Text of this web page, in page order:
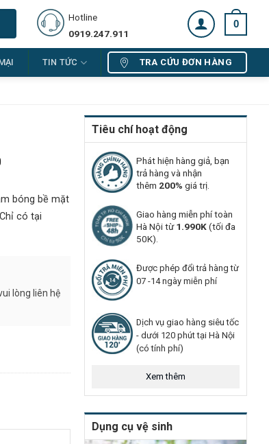
Hotline
0919.247.911
0
TIN TỨC TRA CỨU ĐƠN HÀNG
Tiêu chí hoạt động
Phát hiện hàng giả, bạn
trả hàng và nhận
thêm 200% giá trị.
Giao hàng miễn phí toàn
Hà Nội từ1.990K(tối đa
50K).
Được phép đổi trả hàng từ
07 -14 ngày miễn phí
Dịch vụ giao hàng siêu tốc
- dưới 120 phút tại Hà Nội
(có tính phí)
Xem thêm
Dụng cụ vệ sinh
bóng bề mặt
có tại
lòng liên hệ